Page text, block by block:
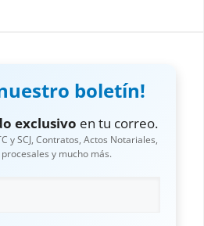
boletín!
exclusivo en tu correo.
y SCJ, Contratos, Actos Notariales,
y mucho más.